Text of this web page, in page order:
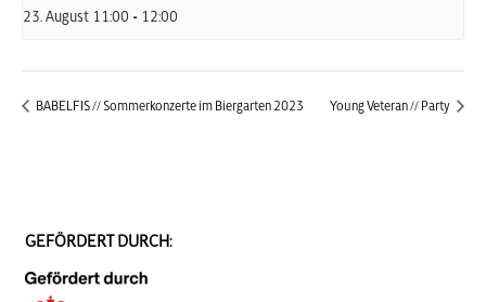
23. August 11:00 - 12:00
BABELFIS // Sommerkonzerte im Biergarten 2023 Young Veteran // Party
GEFÖRDERT DURCH: